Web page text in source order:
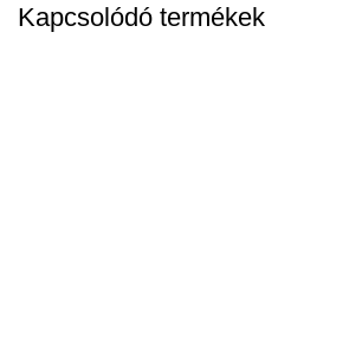
Kapcsolódó termékek